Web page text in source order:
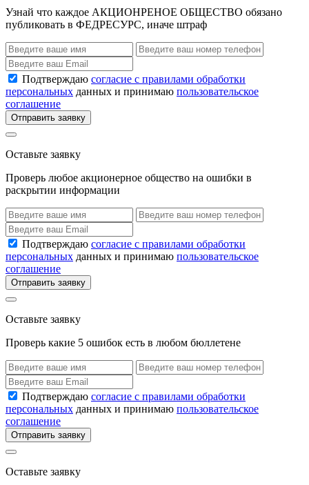
Узнай что каждое АКЦИОНРЕНОЕ ОБЩЕСТВО обязано
публиковать в ФЕДРЕСУРС, иначе штраф
Подтверждаю согласие с правилами обработки
персональных данных и принимаю пользовательское
соглашение
Отправить заявку
Оставьте заявку
Проверь любое акционерное общество на ошибки в
раскрытии информации
Подтверждаю согласие с правилами обработки
персональных данных и принимаю пользовательское
соглашение
Отправить заявку
Оставьте заявку
Проверь какие 5 ошибок есть в любом бюллетене
Подтверждаю согласие с правилами обработки
персональных данных и принимаю пользовательское
соглашение
Отправить заявку
Оставьте заявку